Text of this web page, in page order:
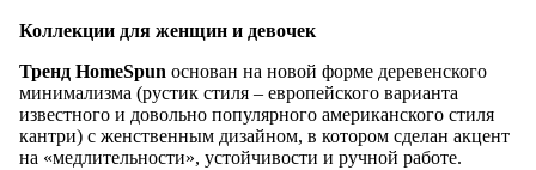
Коллекции для женщин и девочек
Тренд HomeSpun основан на новой форме деревенского
минимализма (рустик стиля – европейского варианта
известного и довольно популярного американского стиля
кантри) с женственным дизайном, в котором сделан акцент
на «медлительности», устойчивости и ручной работе.